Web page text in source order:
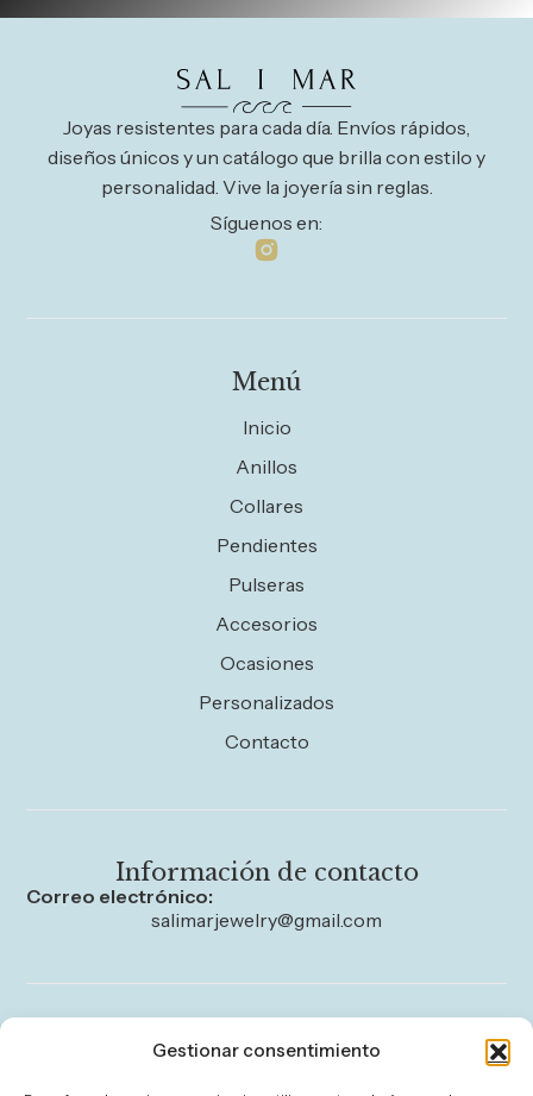
Gestionar consentimiento
Joyas resistentes para cada día. Envíos rápidos,
diseños únicos y un catálogo que brilla con estilo y
personalidad. Vive la joyería sin reglas.
Síguenos en:
Menú
Inicio
Anillos
Collares
Pendientes
Pulseras
Accesorios
Ocasiones
Personalizados
Contacto
Información de contacto
Correo electrónico:
salimarjewelry@gmail.com